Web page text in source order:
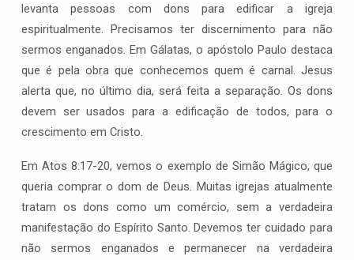
levanta pessoas com dons para edificar a igreja
espiritualmente. Precisamos ter discernimento para não
sermos enganados. Em Gálatas, o apóstolo Paulo destaca
que é pela obra que conhecemos quem é carnal. Jesus
alerta que, no último dia, será feita a separação. Os dons
devem ser usados para a edificação de todos, para o
crescimento em Cristo.
Em Atos 8:17-20, vemos o exemplo de Simão Mágico, que
queria comprar o dom de Deus. Muitas igrejas atualmente
tratam os dons como um comércio, sem a verdadeira
manifestação do Espírito Santo. Devemos ter cuidado para
não sermos enganados e permanecer na verdadeira